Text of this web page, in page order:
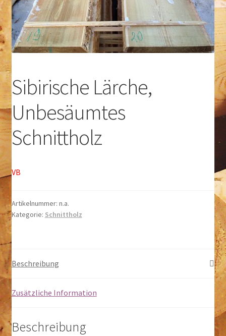
Kontakt
Sibirische Lärche,
Unbesäumtes
Schnittholz
VB
Artikelnummer: n.a.
Kategorie: Schnittholz
Beschreibung
Zusätzliche Information
Beschreibung